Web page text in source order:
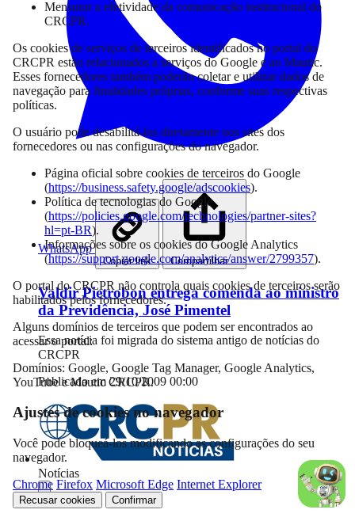
WhatsApp
Copiar link Compartilhar…
Valdir Pietrobon entrega comenda ao ministro
da Previdência, José Pimentel
Essa notícia foi migrada do sistema antigo de notícias do
CRCPR
Publicado em 29/10/2009 00:00
Notícias
Compartilhar
Mensurar a efetividade da comunicação institucional do
CRCPR.
Os cookies de serviços de terceiros identificados no portal do
CRCPR estão relacionados a serviços do Google e ao Mautic.
Esses fornecedores também poderão coletar e utilizar dados de
navegação para finalidades próprias, conforme suas respectivas
políticas.
O usuário pode desabilitá-los diretamente nos sites dos
fornecedores ou nas configurações do navegador.
Página oficial sobre cookies de terceiros do Google
(https://business.safety.google/adscookies).
Política de tecnologias do Google
(https://policies.google.com/technologies/partner-sites?
hl=pt-BR).
Informações sobre os cookies do Google Analytics
(https://support.google.com/analytics/answer/2799357).
O portal do CRCPR não controla quais cookies de terceiros serão
habilitados pelos fornecedores.
Alguns domínios de terceiros que podem ser encontrados ao
acessar o portal:
Domínios: Google, Google Tag Manager, Google Analytics,
YouTube e Mautic CRCPR.
Ajustes de cookies no navegador
Você pode bloqueá-los modificando as configurações do seu
navegador.
Chrome Firefox Microsoft Edge Internet Explorer
Recusar cookies Confirmar